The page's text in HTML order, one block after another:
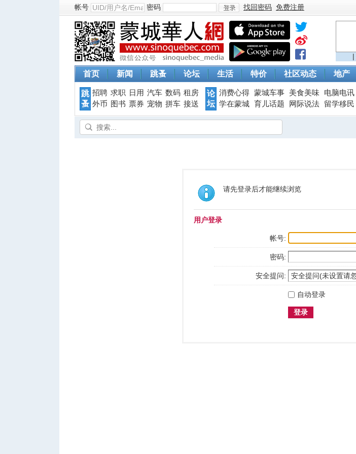
帐号 密码
登
找回密码 免费注册
|
首页 新闻 跳蚤 论坛 生活 特价 社区动态 地产
跳
蚤
招聘 求职 日用 汽车 数码 租房
外币
图书 票券 宠物 拼车 接送
论
坛
消费心得 蒙城车事 美食美味 电脑电讯
学在蒙城 育儿话题 网际说法 留学移民
请先登录后才能继续浏览
用户登录
帐号:
密码:
安全提问:
自动登录
登录